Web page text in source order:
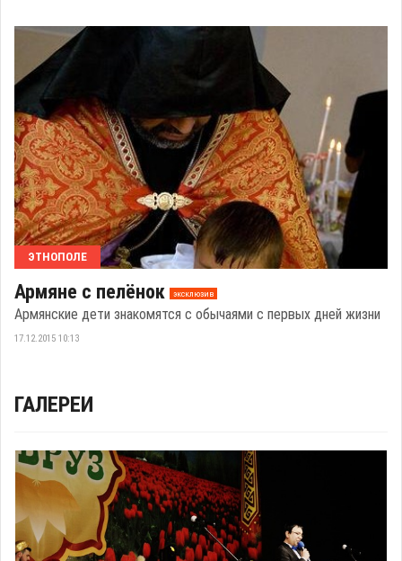
ЭТНОПОЛЕ
Армяне с пелёнок эксклюзив
Армянские дети знакомятся с обычаями с первых дней жизни
17.12.2015 10:13
ГАЛЕРЕИ